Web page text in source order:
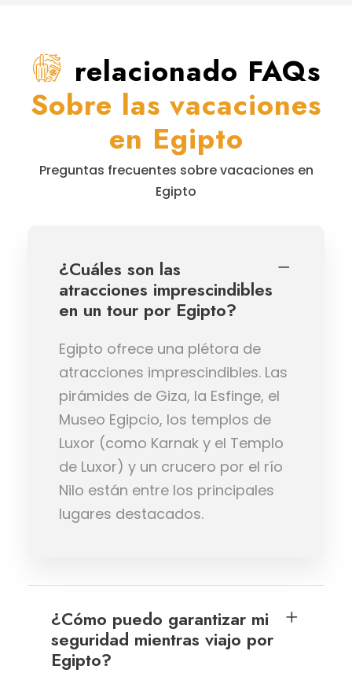
relacionado FAQs
Sobre las vacaciones
en Egipto
Preguntas frecuentes sobre vacaciones en
Egipto
¿Cuáles son las
atracciones imprescindibles
en un tour por Egipto?
Egipto ofrece una plétora de
atracciones imprescindibles. Las
pirámides de Giza, la Esfinge, el
Museo Egipcio, los templos de
Luxor (como Karnak y el Templo
de Luxor) y un crucero por el río
Nilo están entre los principales
lugares destacados.
¿Cómo puedo garantizar mi
seguridad mientras viajo por
Egipto?